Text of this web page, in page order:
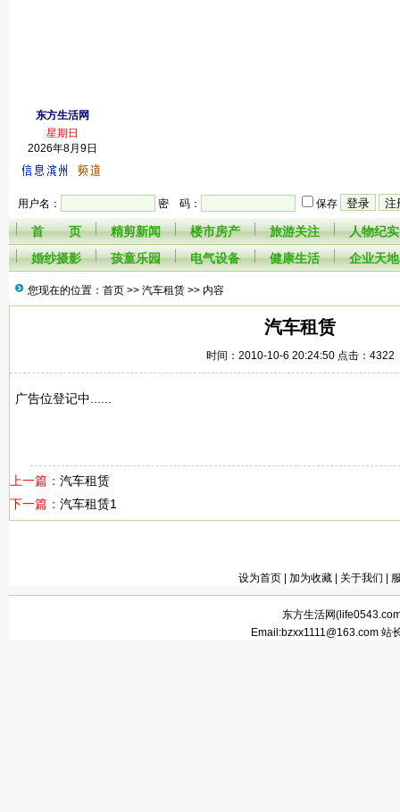
东方生活网
星期日
2026年8月9日
用户名： 密 码： 保存
首 页 精剪新闻 楼市房产 旅游关注
人物纪实
婚纱摄影
孩童乐园 电气设备 健康生活 企业天地
您现在的位置：首页 >> 汽车租赁 >> 内容
汽车租赁
时间：2010-10-6 20:24:50 点击：4322
广告位登记中......
上一篇： 汽车租赁
下一篇： 汽车租赁1
设为首页| 加为收藏| 关于我们
东方生活网(
Email:bzxx1111@163.com 站